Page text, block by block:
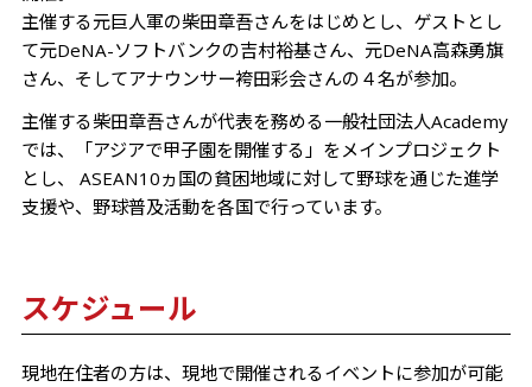
主催する元巨人軍の柴田章吾さんをはじめとし、ゲストとし
て元DeNA-ソフトバンクの吉村裕基さん、元DeNA高森勇旗
さん、そしてアナウンサー袴田彩会さんの４名が参加。
主催する柴田章吾さんが代表を務める一般社団法人Academy
では、「アジアで甲子園を開催する」をメインプロジェクト
とし、 ASEAN10ヵ国の貧困地域に対して野球を通じた進学
支援や、野球普及活動を各国で行っています。
スケジュール
現地在住者の方は、現地で開催されるイベントに参加が可能